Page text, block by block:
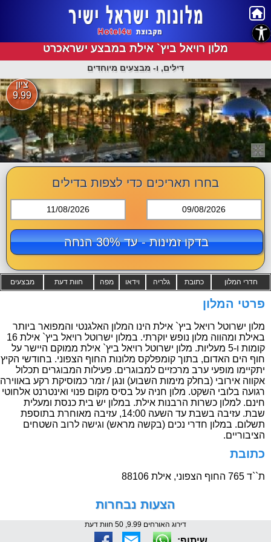
מלון רויאל ביץ` אילת במבצע ישראכרט
דילים, ו- מבצעים מיוחדים
ציון
9.99
בחרו תאריכים כדי לצפות בדילים
11/08/2026 09/08/2026
בדקו זמינות - עד 30% הנחה
מבצעים חוות דעת מפה וידאו גלריה כתובת חדרי המלון
פרטי המלון
מלון ישרוטל רויאל ביץ` אילת הינו המלון האלגנטי והמפואר ביותר
באילת ומהווה מלון נופש יוקרתי. במלון ישרוטל רויאל ביץ` אילת 16
קומות ו-5 מעליות. מלון ישרוטל רויאל ביץ` אילת ממוקם היישר על
חוף הים האדום, בתוך קומפלקס מלונות החוף הצפוני. בחודשי הקיץ
יתקיימו מופעי ערב מרכזיים למבוגרים. פעילות המבוגרים תכלול
אקווה אירובי (בחלק מימות השבוע) ונגן / זמר כמוסיקת רקע באווירה
רגועה בלובי השקט. מלון חניה על בסיס מקום פנוי ואינטרנט אלחוטי
חינם. למלון כשרות הרבנות אילת. במלון יש בית כנסת ומעלית
שבת. עזיבה בשבת עד השעה 14:00, עזיבה מאוחרת בתוספת
תשלום. במלון חדרי נכים (בקשה מראש) וגישה לרוב השטחים
הציבוריים.
כתובת
ת``ד 765 החוף הצפוני, אילת 88106
הצעות נבחרות
דירוג האורחים 9.99, 50 חוות דעת
נגישות